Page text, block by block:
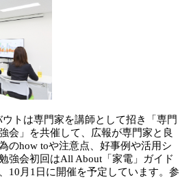
ウトは専門家を講師として招き「専門
会」を共催して、広報が専門家と良
のhow toや注意点、好事例や活用シ
強会初回はAll About「家電」ガイド
10月1日に開催を予定しています。参